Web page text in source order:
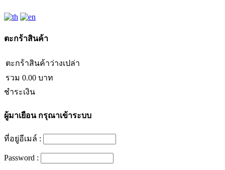
ตะกร้าสินค้า
ตะกร้าสินค้าว่างเปล่า
รวม 0.00 บาท
ชำระเงิน
ผู้มาเยือนกรุณาเข้าระบบ
ที่อยู่อีเมล์ :
Password :